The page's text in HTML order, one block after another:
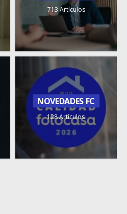
713 Artículos
NOVEDADES FC
128 Artículos